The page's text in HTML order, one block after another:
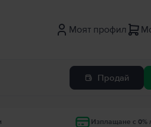
Моят профил
Продай
Изплащане с 0%